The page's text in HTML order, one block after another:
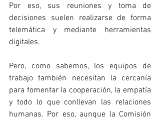
Por eso, sus reuniones y toma de
decisiones suelen realizarse de forma
telemática y mediante herramientas
digitales.
Pero, como sabemos, los equipos de
trabajo también necesitan la cercanía
para fomentar la cooperación, la empatía
y todo lo que conllevan las relaciones
humanas. Por eso, aunque la Comisión